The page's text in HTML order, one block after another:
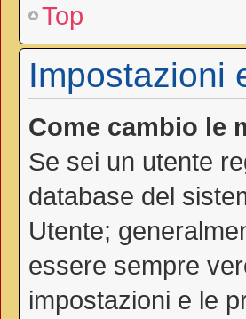
Top
Impostazioni
Come cambio le
Se sei un utente
database del
Utente;
essere sempre
impostazioni e le